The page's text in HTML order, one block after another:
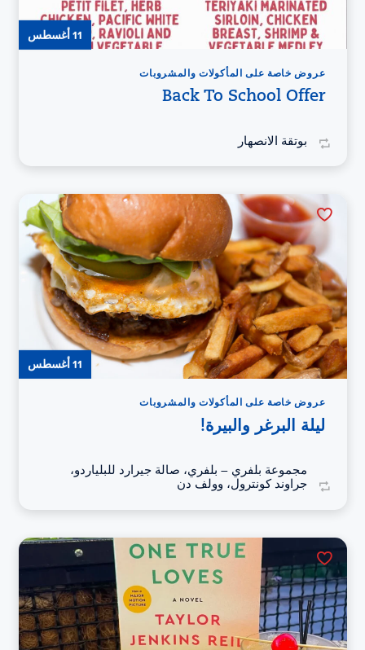
11 أغسطس
عروض خاصة على المأكولات والمشروبات
Back To School Offer
بوتقة الانصهار
11 أغسطس
عروض خاصة على المأكولات والمشروبات
ليلة البرغر والبيرة!
مجموعة بلفري – بلفري، صالة جيرارد للبلياردو،
جراوند كونترول، وولف دن